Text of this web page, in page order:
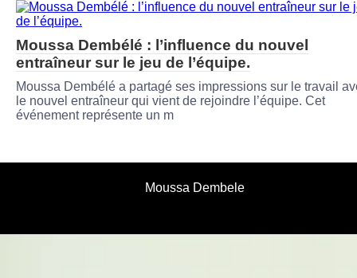
Moussa Dembélé : l’influence du nouvel
entraîneur sur le jeu de l’équipe.
Moussa Dembélé a partagé ses impressions sur le travail
le nouvel entraîneur qui vient de rejoindre l’équipe. Cet
événement représente un m
Moussa Dembele